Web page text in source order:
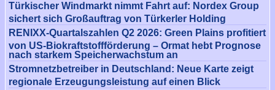
Türkischer Windmarkt nimmt Fahrt auf: Nordex Group
sichert sich Großauftrag von Türkerler Holding
RENIXX-Quartalszahlen Q2 2026: Green Plains profitiert
von US-Biokraftstoffförderung – Ormat hebt Prognose
nach starkem Speicherwachstum an
Stromnetzbetreiber in Deutschland: Neue Karte zeigt
regionale Erzeugungsleistung auf einen Blick